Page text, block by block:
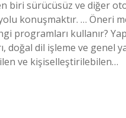
biri sürücüsüz ve diğer
konuşmaktır. … Öneri
programları kullanır?
doğal dil işleme ve genel
ve kişiselleştirilebilen…